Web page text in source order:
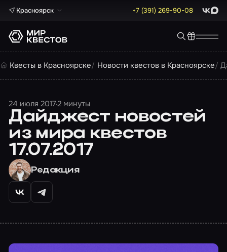
Красноярск +7 (391) 269-90-08 Max
Квесты в Красноярске Новости квестов в Красноярске
24 июля 20172 минуты
Дайджест новостей
из мира квестов
17.07.2017
Редакция